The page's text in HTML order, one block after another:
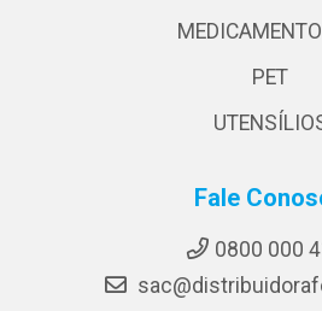
PET
Fale
0800 000